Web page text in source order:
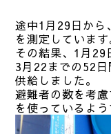
途中1月29日から
を測定しています
その結果、1月29
3月22までの52
供給しました。
避難者の数を考
を使っているよう